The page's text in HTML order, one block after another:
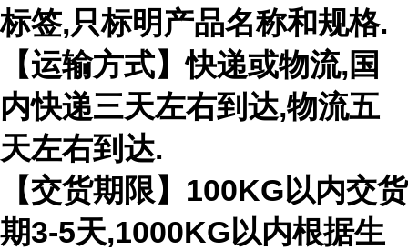
标签,只标明产品名称和规格.
【运输方式】快递或物流,国
内快递三天左右到达,物流五
天左右到达.
【交货期限】100KG以内交货
期3-5天,1000KG以内根据生